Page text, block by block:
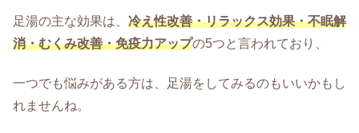
足湯の主な効果は、 冷え性改善・リラックス効果・不眠解
消・むくみ改善・免疫力アップの5つと言われており、
一つでも悩みがある方は、足湯をしてみるのもいいかもし
れませんね。